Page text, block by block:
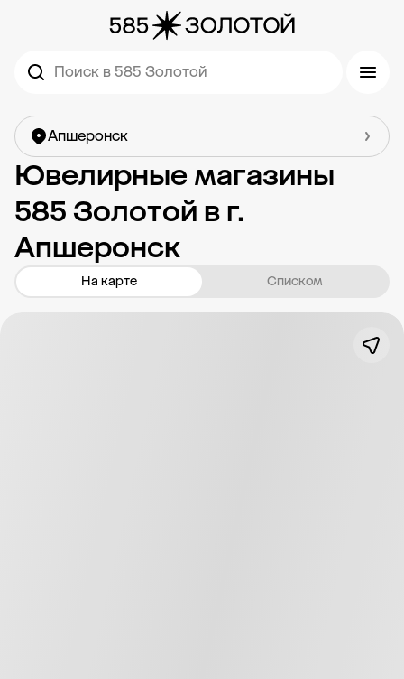
Поиск в 585 Золотой
Апшеронск
Ювелирные магазины
585 Золотой в г.
Апшеронск
На карте Списком